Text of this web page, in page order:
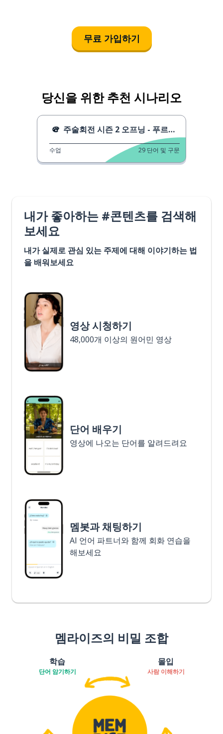
무료 가입하기
당신을 위한 추천 시나리오
주술회전 시즌 2 오프닝 - 푸르름이 사는 곳
수업 29 단어 및 구문
내가 좋아하는 #콘텐츠를 검색해
보세요
내가 실제로 관심 있는 주제에 대해 이야기하는 법
을 배워보세요
영상 시청하기
48,000개 이상의 원어민 영상
단어 배우기
영상에 나오는 단어를 알려드려요
멤봇과 채팅하기
AI 언어 파트너와 함께 회화 연습을
해보세요
멤라이즈의 비밀 조합
학습
단어 암기하기
몰입
사람 이해하기